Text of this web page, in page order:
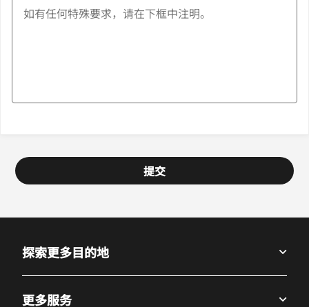
提交
探索更多目的地
更多服务